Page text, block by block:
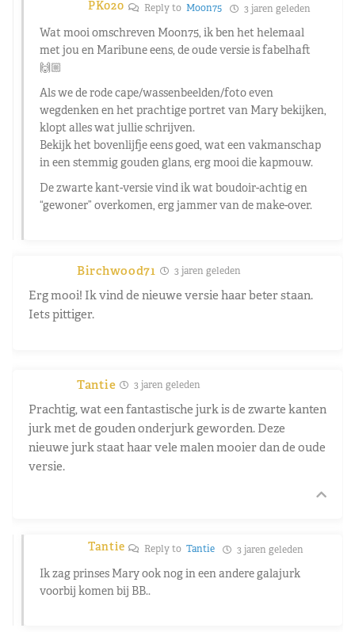
PK020 Reply to Moon75 3 jaren geleden
Wat mooi omschreven Moon75, ik ben het helemaal
met jou en Maribune eens, de oude versie is fabelhaft
🙌🏼
Als we de rode cape/wassenbeelden/foto even
wegdenken en het prachtige portret van Mary bekijken,
klopt alles wat jullie schrijven.
Bekijk het bovenlijfje eens goed, wat een vakmanschap
in een stemmig gouden glans, erg mooi die kapmouw.
De zwarte kant-versie vind ik wat boudoir-achtig en
“gewoner” overkomen, erg jammer van de make-over.
Birchwood71 3 jaren geleden
Erg mooi! Ik vind de nieuwe versie haar beter staan.
Iets pittiger.
Tantie 3 jaren geleden
Prachtig, wat een fantastische jurk is de zwarte kanten
jurk met de gouden onderjurk geworden. Deze
nieuwe jurk staat haar vele malen mooier dan de oude
versie.
Tantie Reply toTantie 3 jaren geleden
Ik zag prinses Mary ook nog in een andere galajurk
voorbij komen bij BB..